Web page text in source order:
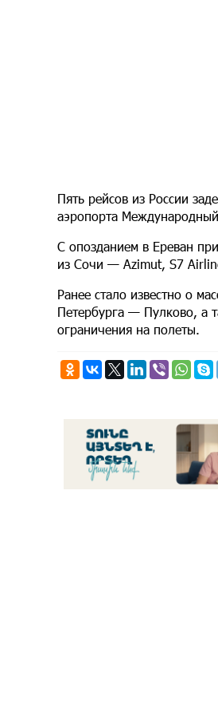
Пять рейсов из России
аэропорта
С опозданием в Ереван
из Сочи — Azimut, S7
Ранее стало известно о
Петербурга — Пулково, а
ограничения на полеты.